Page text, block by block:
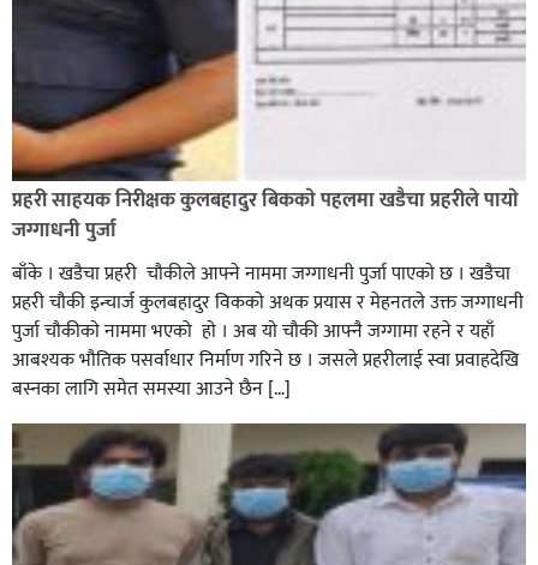
रौतहटमा १२ हजार लिटर पेट्रोल बोकेको ट्यांकर दुर्घटनापछि
आगलागी सडक अबरुद्ध,
घोराहीको समृद्धिका लागि वडा–वडामा विशेष अभियान सञ्चालन
हुने,
प्रहरी साहयक निरीक्षक कुलबहादुर बिककाे पहलमा खडैचा प्रहरीले पायाे
जग्गाधनी पुर्जा
बाँके । खडैचा प्रहरी चाैकीले आफ्ने नाममा जग्गाधनी पुर्जा पाएकाे छ । खडैचा
प्रहरी चाैकी इन्चार्ज कुलबहादुर विककाे अथक प्रयास र मेहनतले उक्त जग्गाधनी
पुर्जा चाैकीकाे नाममा भएको हाे । अब याे चाैकी आफ्नै जग्गामा रहने र यहाँ
आबश्यक भाैतिक पसर्वाधार निर्माण गरिने छ । जसले प्रहरीलाई स्वा प्रवाहदेखि
बस्नका लागि समेत समस्या आउने छैन […]